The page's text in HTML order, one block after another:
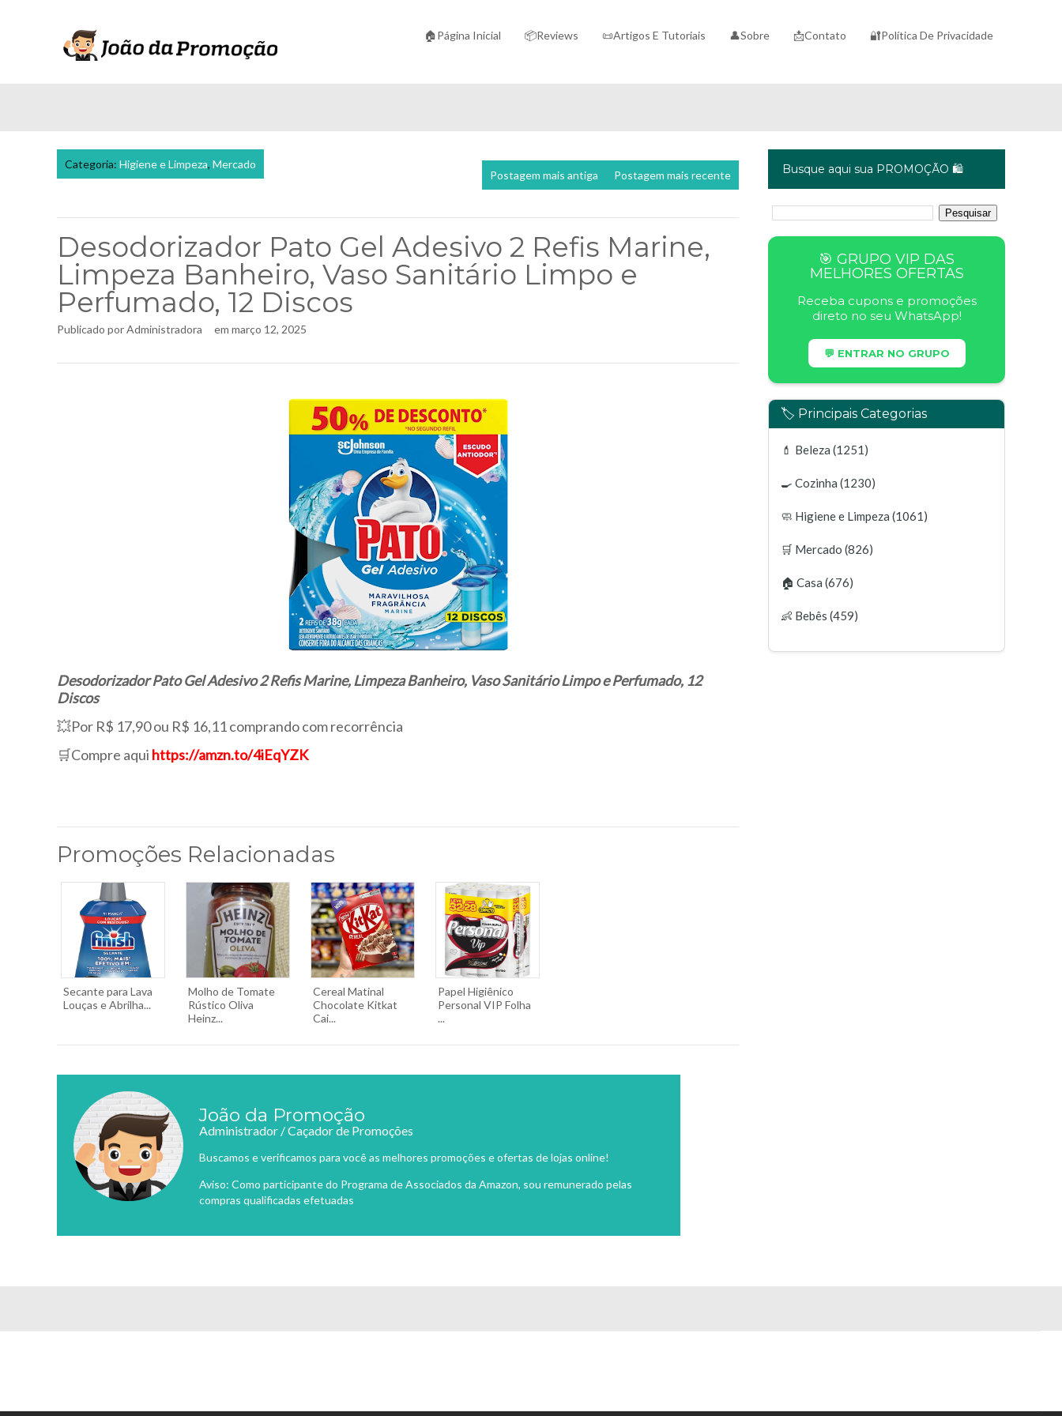
🏠Página Inicial 📦Reviews 📜Artigos E Tutoriais 👤Sobre 📩Contato 🔐Política De Privacidade
Categoria: Higiene e Limpeza, Mercado
Postagem mais recente
Postagem mais antiga
Desodorizador Pato Gel Adesivo 2 Refis Marine,
Limpeza Banheiro, Vaso Sanitário Limpo e
Perfumado, 12 Discos
Publicado porAdministradora em março 12, 2025
Desodorizador Pato Gel Adesivo 2 Refis Marine, Limpeza Banheiro, Vaso Sanitário Limpo e Perfumado, 12
Discos
💥Por R$ 17,90 ou R$ 16,11 comprando com recorrência
🛒Compre aqui https://amzn.to/4iEqYZK
Promoções Relacionadas
Secante para Lava
Louças e Abrilha...
Molho de Tomate
Rústico Oliva
Heinz...
Cereal Matinal
Chocolate Kitkat
Cai...
Papel Higiênico
Personal VIP Folha
...
João da Promoção
Administrador / Caçador de Promoções
Buscamos e verificamos para você as melhores promoções e ofertas de lojas online!
Aviso: Como participante do Programa de Associados da Amazon, sou remunerado pelas
compras qualificadas efetuadas
Busque aqui sua PROMOÇÃO 🛍️
🎯 GRUPO VIP DAS
MELHORES OFERTAS
Receba cupons e promoções
direto no seu WhatsApp!
💬 ENTRAR NO GRUPO
🏷️ Principais Categorias
💄 Beleza (1251)
🍳 Cozinha (1230)
🧼 Higiene e Limpeza (1061)
🛒 Mercado (826)
🏠 Casa (676)
👶 Bebês (459)